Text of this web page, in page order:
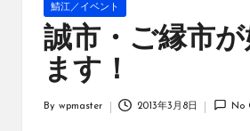
Posted
in
鯖江／イベント
誠市・ご縁市が
ます！
By wpmaster 2013年3月8日 No